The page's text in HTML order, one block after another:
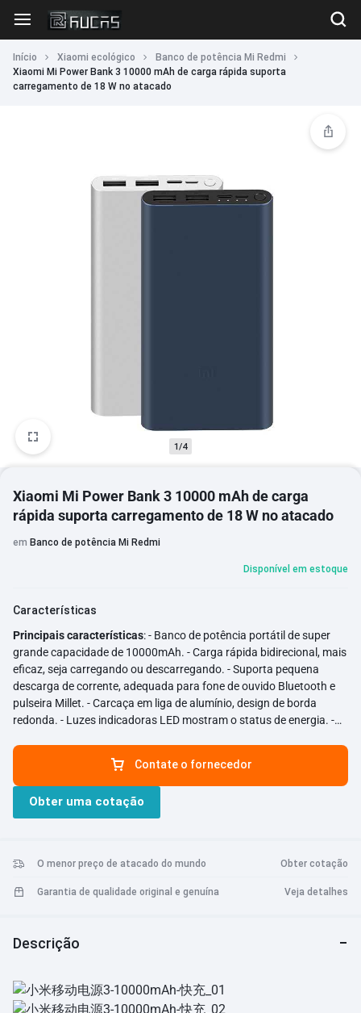
Início Xiaomi ecológico
Banco de potência Mi Redmi
Xiaomi Mi Power Bank 3 10000 mAh de carga rápida suporta
carregamento de 18 W no atacado
1/4
Xiaomi Mi Power Bank 3 10000 mAh de carga
rápida suporta carregamento de 18 W no atacado
em Banco de potência Mi Redmi
Disponível em estoque
Características
Principais características: - Banco de potência portátil de super
grande capacidade de 10000mAh. - Carga rápida bidirecional, mais
eficaz, seja carregando ou descarregando. - Suporta pequena
descarga de corrente, adequada para fone de ouvido Bluetooth e
pulseira Millet. - Carcaça em liga de alumínio, design de borda
redonda. - Luzes indicadoras LED mostram o status de energia. -
Design de aparência elegante, corpo ultrafino. - Múltiplas proteções
Contate o fornecedor
Obter uma cotação
O menor preço de atacado do mundo Obter cotação
Garantia de qualidade original e genuína Veja detalhes
Descrição